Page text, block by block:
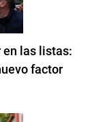
en las listas:
factor